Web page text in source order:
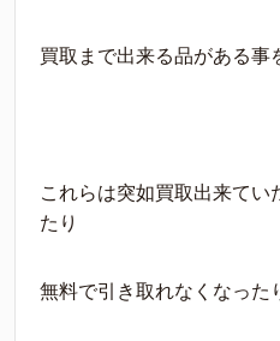
買取まで出来る品がある事
これらは突如買取出来てい
たり
無料で引き取れなくなった